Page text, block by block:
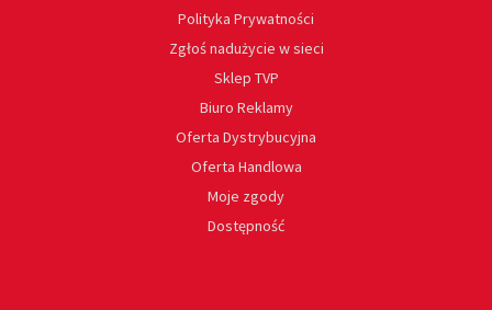
Polityka Prywatności
Zgłoś nadużycie w sieci
Sklep TVP
Biuro Reklamy
Oferta Dystrybucyjna
Oferta Handlowa
Moje zgody
Dostępność